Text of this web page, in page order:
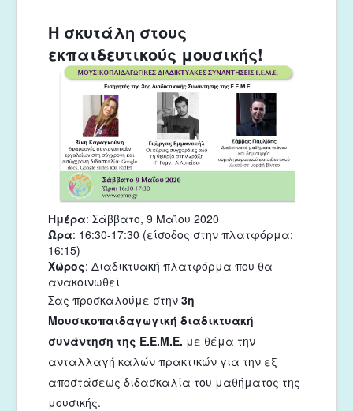
Η σκυτάλη στους
εκπαιδευτικούς μουσικής!
Ημέρα: Σάββατο, 9 Μαΐου 2020
Ώρα: 16:30-17:30 (είσοδος στην πλατφόρμα:
16:15)
Χώρος: Διαδικτυακή πλατφόρμα που θα
ανακοινωθεί
Σας προσκαλούμε στην 3η
Μουσικοπαιδαγωγική διαδικτυακή
συνάντηση της Ε.Ε.Μ.Ε. με θέμα την
ανταλλαγή καλών πρακτικών για την εξ
αποστάσεως διδασκαλία του μαθήματος της
μουσικής.